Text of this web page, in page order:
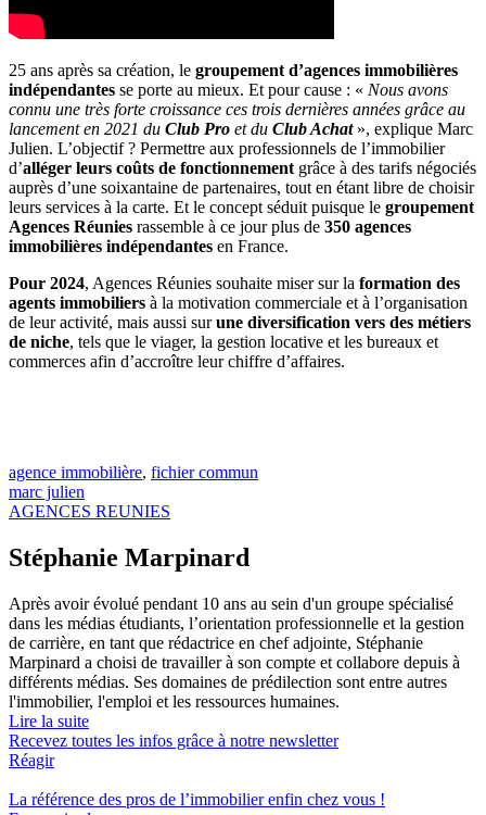
25 ans après sa création, le groupement d’agences immobilières
indépendantes se porte au mieux. Et pour cause : « Nous avons
connu une très forte croissance ces trois dernières années grâce au
lancement en 2021 du Club Pro et du Club Achat », explique Marc
Julien. L’objectif ? Permettre aux professionnels de l’immobilier
d’alléger leurs coûts de fonctionnement grâce à des tarifs négociés
auprès d’une soixantaine de partenaires, tout en étant libre de choisir
leurs services à la carte. Et le concept séduit puisque le groupement
Agences Réunies rassemble à ce jour plus de 350 agences
immobilières indépendantes en France.
Pour 2024, Agences Réunies souhaite miser sur la formation des
agents immobiliers à la motivation commerciale et à l’organisation
de leur activité, mais aussi surune diversification vers des métiers
de niche, tels que le viager, la gestion locative et les bureaux et
commerces afin d’accroître leur chiffre d’affaires.
agence immobilière, fichier commun
marc julien
AGENCES REUNIES
Stéphanie Marpinard
Après avoir évolué pendant 10 ans au sein d'un groupe spécialisé
dans les médias étudiants, l’orientation professionnelle et la gestion
de carrière, en tant que rédactrice en chef adjointe, Stéphanie
Marpinard a choisi de travailler à son compte et collabore depuis à
différents médias. Ses domaines de prédilection sont entre autres
l'immobilier, l'emploi et les ressources humaines.
Lire la suite
Recevez toutes les infos grâce à notre newsletter
Réagir
La référence des pros de l’immobilierenfin chez vous !